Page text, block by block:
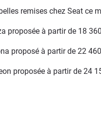
remises chez Seat ce
proposée à partir de 18
proposé à partir de 22
proposée à partir de 24